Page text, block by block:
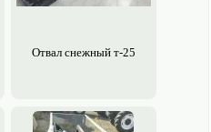
Отвал снежный т-25